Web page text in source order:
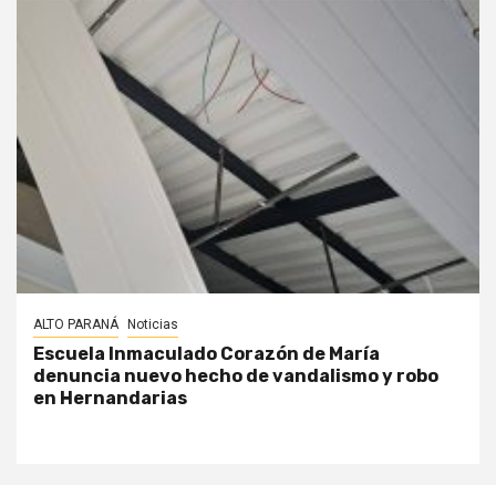
ALTO PARANÁ Noticias
Escuela Inmaculado Corazón de María
denuncia nuevo hecho de vandalismo y robo
en Hernandarias